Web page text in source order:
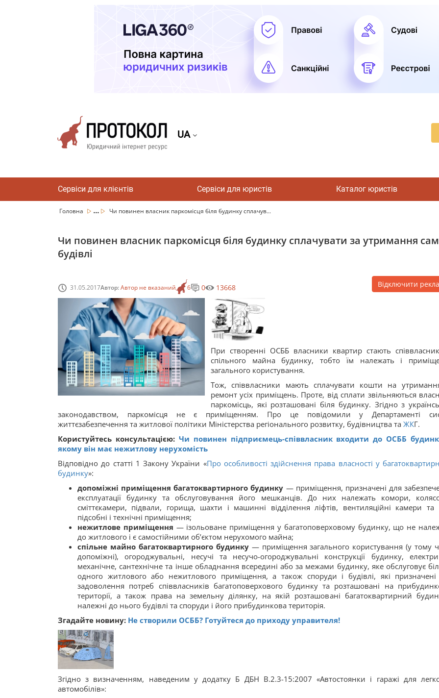
UA
Сервіси для клієнтів Сервіси для юристів Каталог юристів
Головна ... Чи повинен власник паркомісця біля будинку сплачув...
Чи повинен власник паркомісця біля будинку сплачувати за утримання
будівлі
31.05.2017Автор:Автор не вказаний 6 0 13668 Відключити
При створенні ОСББ власники квартир стають
спільного майна будинку, тобто їм належать і
загального користування.
Тож, співвласники мають сплачувати кошти на
ремонт усіх приміщень. Проте, від сплати звільняються
паркомісць, які розташовані біля будинку. Згідно з
законодавством, паркомісця не є приміщенням. Про це повідомили у Департаменті
життєзабезпечення та житлової політики Міністерства регіонального розвитку, будівництва та ЖКГ.
Користуйтесь консультацією: Чи повинен підприємець-співвласник входити до ОСББ
якому він має нежитлову нерухомість
Відповідно до статті 1 Закону України «Про особливості здійснення права власності у
будинку»:
допоміжні приміщення багатоквартирного будинку — приміщення, призначені для
експлуатації будинку та обслуговування його мешканців. До них належать комори,
сміттєкамери, підвали, горища, шахти і машинні відділення ліфтів, вентиляційні камери та
підсобні і технічні приміщення;
нежитлове приміщення — ізольоване приміщення у багатоповерховому будинку, що не
до житлового і є самостійними об’єктом нерухомого майна;
спільне майно багатоквартирного будинку— приміщення загального користування (у тому
допоміжні), огороджувальні, несучі та несучо-огороджувальні конструкції будинку,
механічне, сантехнічне та інше обладнання всередині або за межами будинку, яке обслуговує
одного житлового або нежитлового приміщення, а також споруди і будівлі, які
задоволення потреб співвласників багатоповерхового будинку та розташовані на
території, а також права на земельну ділянку, на якій розташовані багатоквартирний
належні до нього будівлі та споруди і його прибудинкова територія.
Згадайте новину: Не створили ОСББ? Готуйтеся до приходу управителя!
Згідно з визначенням, наведеним у додатку Б ДБН В.2.3-15:2007 «Автостоянки і гаражі для
автомобілів»: